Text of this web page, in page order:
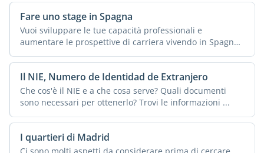
Fare uno stage in Spagna
Vuoi sviluppare le tue capacità professionali e
aumentare le prospettive di carriera vivendo in Spagna
e ...
Il NIE, Numero de Identidad de Extranjero
Che cos'è il NIE e a che cosa serve? Quali documenti
sono necessari per ottenerlo? Trovi le informazioni ...
I quartieri di Madrid